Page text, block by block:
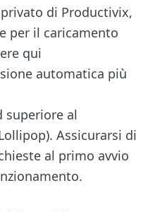
di Productivix,
per il caricamento
qui
automatica più
superiore al
Assicurarsi di
al primo avvio